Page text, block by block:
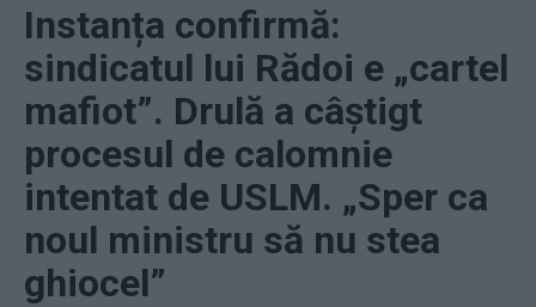
Instanța confirmă:
sindicatul lui Rădoi e „cartel
mafiot”. Drulă a câștigt
procesul de calomnie
intentat de USLM. „Sper ca
noul ministru să nu stea
ghiocel”